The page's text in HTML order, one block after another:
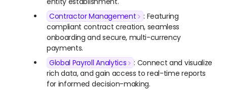
Contractor Management
: Featuring
compliant contract creation, seamless
onboarding and secure, multi-currency
payments.
Global Payroll Analytics
: Connect and visualize
rich data, and gain access to real-time reports
for informed decision-making.